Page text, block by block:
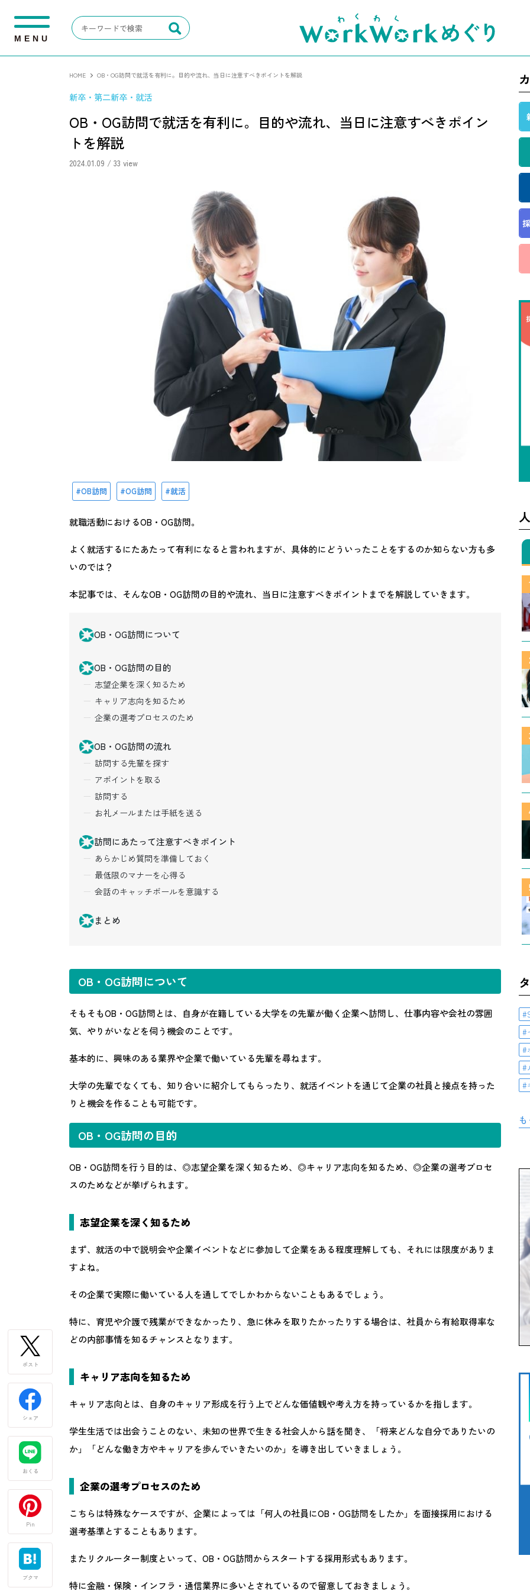
M E N U
HOME OB・OG訪問で就活を有利に。目的や流れ、当日に注意すべきポイントを解説
新卒・第二新卒・就活
OB・OG訪問で就活を有利に。目的や流れ、当日に注意すべきポイン
トを解説
2024.01.09 / 33 view
OB訪問 OG訪問 就活
就職活動におけるOB・OG訪問。
よく就活するにたあたって有利になると言われますが、具体的にどういったことをするのか知らない方も多
いのでは？
本記事では、そんなOB・OG訪問の目的や流れ、当日に注意すべきポイントまでを解説していきます。
OB・OG訪問について
OB・OG訪問の目的
志望企業を深く知るため
キャリア志向を知るため
企業の選考プロセスのため
OB・OG訪問の流れ
訪問する先輩を探す
アポイントを取る
訪問する
お礼メールまたは手紙を送る
訪問にあたって注意すべきポイント
あらかじめ質問を準備しておく
最低限のマナーを心得る
会話のキャッチボールを意識する
まとめ
OB・OG訪問について
そもそもOB・OG訪問とは、自身が在籍している大学をの先輩が働く企業へ訪問し、仕事内容や会社の雰囲
気、やりがいなどを伺う機会のことです。
基本的に、興味のある業界や企業で働いている先輩を尋ねます。
大学の先輩でなくても、知り合いに紹介してもらったり、就活イベントを通じて企業の社員と接点を持った
りと機会を作ることも可能です。
OB・OG訪問の目的
OB・OG訪問を行う目的は、◎志望企業を深く知るため、◎キャリア志向を知るため、◎企業の選考プロセ
スのためなどが挙げられます。
志望企業を深く知るため
まず、就活の中で説明会や企業イベントなどに参加して企業をある程度理解しても、それには限度がありま
すよね。
その企業で実際に働いている人を通してでしかわからないこともあるでしょう。
特に、育児や介護で残業ができなかったり、急に休みを取りたかったりする場合は、社員から有給取得率な
どの内部事情を知るチャンスとなります。
キャリア志向を知るため
キャリア志向とは、自身のキャリア形成を行う上でどんな価値観や考え方を持っているかを指します。
学生生活では出会うことのない、未知の世界で生きる社会人から話を聞き、「将来どんな自分でありたいの
か」「どんな働き方やキャリアを歩んでいきたいのか」を導き出していきましょう。
企業の選考プロセスのため
こちらは特殊なケースですが、企業によっては「何人の社員にOB・OG訪問をしたか」を面接採用における
選考基準とすることもあります。
またリクルーター制度といって、OB・OG訪問からスタートする採用形式もあります。
特に金融・保険・インフラ・通信業界に多いとされているので留意しておきましょう。
ポスト
シェア
おくる
Pin
ブクマ